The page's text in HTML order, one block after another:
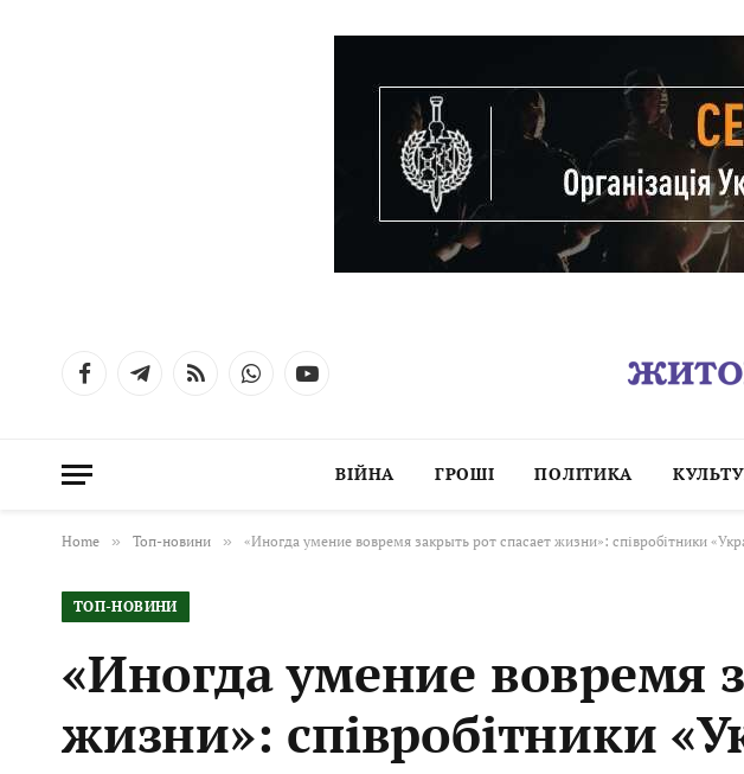
FacebookTelegramRSS WhatsAppYouTube
ВІЙНА ГРОШІ ПОЛІТИКА
Home » Топ-новини » «Иногда умение вовремя закрыть рот спасает жизни»: співробітники
ТОП-НОВИНИ
«Иногда умение вовремя
жизни»: співробітники